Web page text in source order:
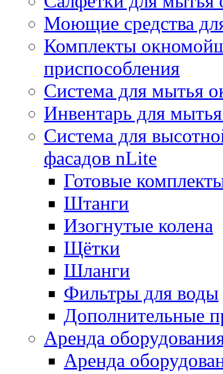
Моющие средства
Комплекты
приспособления
Система для мытья
Инвентарь для
Система для
фасадов nLite
Готовые
Штанги
Изогнутые колена
Щётки
Шланги
Фильтры для воды
Дополнительные
Аренда
Аренда